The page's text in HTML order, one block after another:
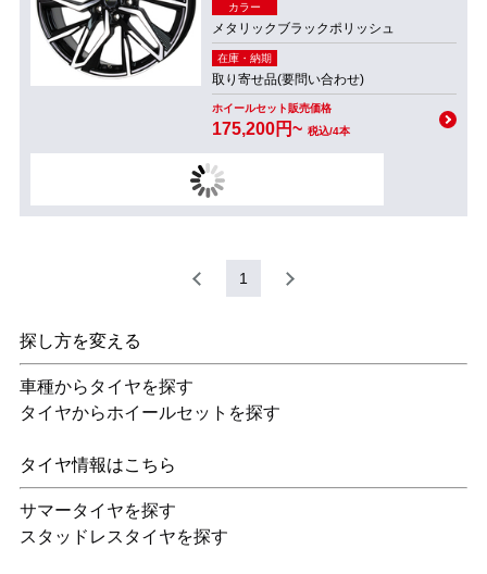
カラー
メタリックブラックポリッシュ
在庫・納期
取り寄せ品(要問い合わせ)
ホイールセット販売価格
175,200円~ 税込/4本
1
探し方を変える
車種からタイヤを探す
タイヤからホイールセットを探す
タイヤ情報はこちら
サマータイヤを探す
スタッドレスタイヤを探す